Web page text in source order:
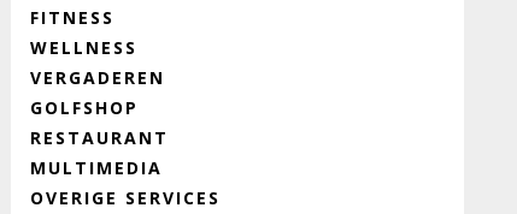
FITNESS
WELLNESS
VERGADEREN
GOLFSHOP
RESTAURANT
MULTIMEDIA
OVERIGE SERVICES